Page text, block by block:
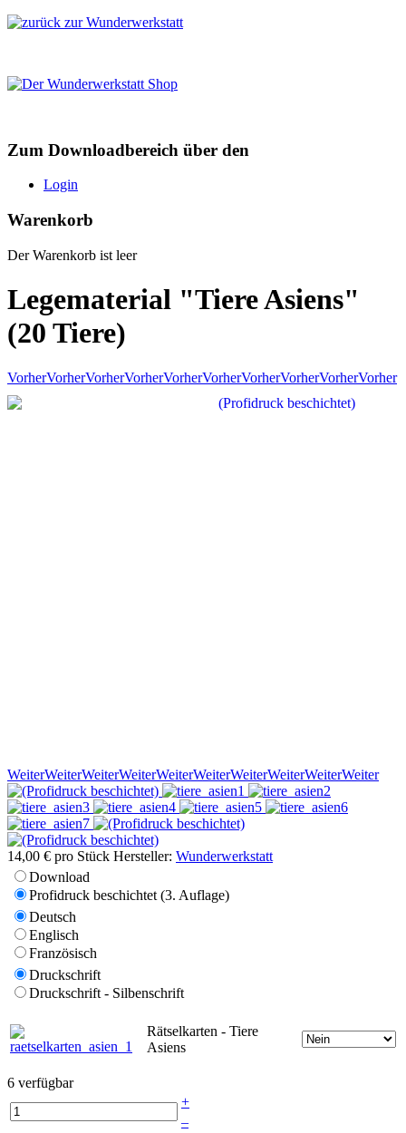
Zum Downloadbereich über den
Login
Warenkorb
Der Warenkorb ist leer
Legematerial "Tiere Asiens"
(20 Tiere)
VorherVorherVorherVorherVorherVorherVorherVorherVorherVorher
WeiterWeiterWeiterWeiterWeiterWeiterWeiterWeiterWeiterWeiter
14,00 € pro Stück Hersteller: Wunderwerkstatt
Download
Profidruck beschichtet (3. Auflage)
Deutsch
Englisch
Französisch
Druckschrift
Druckschrift - Silbenschrift
Rätselkarten - Tiere
Asiens
6 verfügbar
+
–